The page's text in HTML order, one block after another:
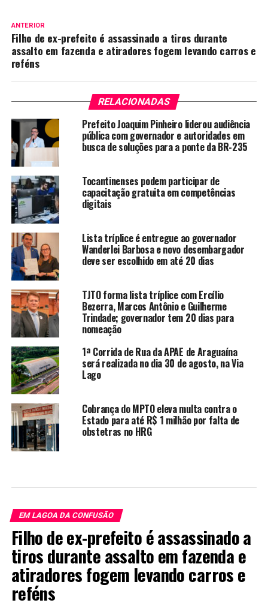
ANTERIOR
Filho de ex-prefeito é assassinado a tiros durante
assalto em fazenda e atiradores fogem levando carros e
reféns
RELACIONADAS
Prefeito Joaquim Pinheiro liderou audiência
pública com governador e autoridades em
busca de soluções para a ponte da BR-235
Tocantinenses podem participar de
capacitação gratuita em competências
digitais
Lista tríplice é entregue ao governador
Wanderlei Barbosa e novo desembargador
deve ser escolhido em até 20 dias
TJTO forma lista tríplice com Ercílio
Bezerra, Marcos Antônio e Guilherme
Trindade; governador tem 20 dias para
nomeação
1ª Corrida de Rua da APAE de Araguaína
será realizada no dia 30 de agosto, na Via
Lago
Cobrança do MPTO eleva multa contra o
Estado para até R$ 1 milhão por falta de
obstetras no HRG
EM LAGOA DA CONFUSÃO
Filho de ex-prefeito é assassinado a
tiros durante assalto em fazenda e
atiradores fogem levando carros e
reféns